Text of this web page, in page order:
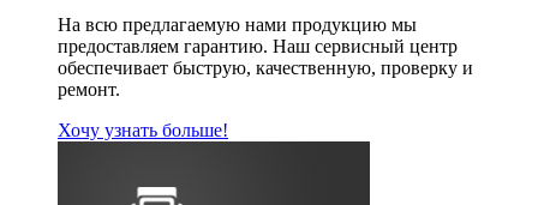
На всю предлагаемую нами продукцию мы
предоставляем гарантию. Наш сервисный центр
обеспечивает быструю, качественную, проверку и
ремонт.
Хочу узнать больше!